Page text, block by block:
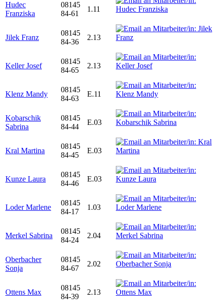
Hudec
Franziska
08145
84-61
1.11
Jilek Franz
08145
84-36
2.13
Keller Josef
08145
84-65
2.13
Klenz Mandy
08145
84-63
E.11
Kobarschik
Sabrina
08145
84-44
E.03
Kral Martina
08145
84-45
E.03
Kunze Laura
08145
84-46
E.03
Loder Marlene
08145
84-17
1.03
Merkel Sabrina
08145
84-24
2.04
Oberbacher
Sonja
08145
84-67
2.02
Ottens Max
08145
84-39
2.13